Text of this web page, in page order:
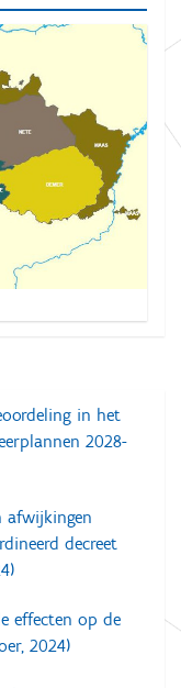
in het
2028-
afwijkingen
decreet
effecten op de
2024)